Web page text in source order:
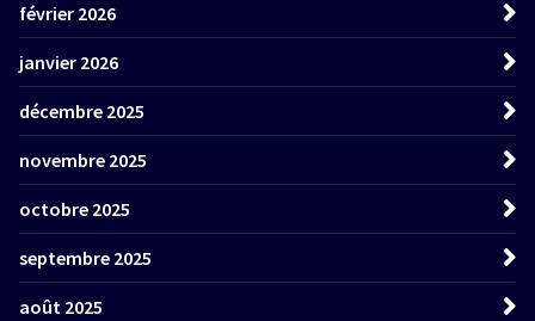
février 2026
janvier 2026
décembre 2025
novembre 2025
octobre 2025
septembre 2025
août 2025